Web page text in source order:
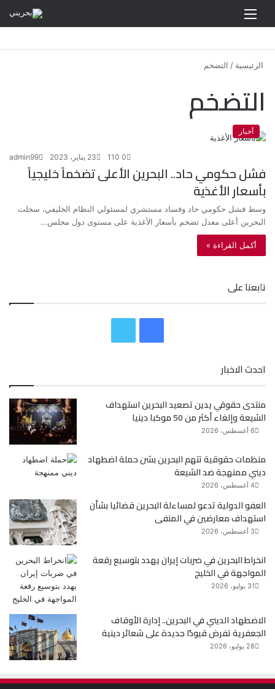
الرئيسية / التضخم
التضخم
أخبار
admin99 23 يناير، 2023 0
فشل حكومي حاد.. البحرين الأعلى تضخماً خليجياً
بأسعار الأغذية
وسط فشل حكومي حاد وفساد مستشري لمسئولي النظام الخليفي، سجلت
البحرين أعلى معدل تضخم بأسعار الأغذية على مستوى دول مجلس…
أكمل القراءة »
تابعنا على
ب
ك
ت
احدث الاخبار
منتدى حقوقي يدين تصعيد البحرين استهداف
الشيعة وإلغاء أكثر من 50 موكبا دينيا
6 أغسطس، 2026
منظمات حقوقية تتهم البحرين بشن حملة اضطهاد
ديني ممنهجة ضد الشيعة
4 أغسطس، 2026
العفو الدولية تدعو لمساءلة البحرين قضائيا بشأن
استهداف معارضين في المنفى
3 أغسطس، 2026
انخراط البحرين في ضربات إيران يهدد بتوسيع رقعة
المواجهة في الخليج
31 يوليو، 2026
الاضطهاد الديني في البحرين.. إدارة الأوقاف
الجعفرية تفرض قيودًا جديدة على شعائر دينية
28 يوليو، 2026